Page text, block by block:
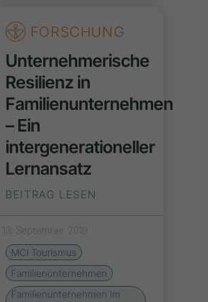
FORSCHUNG
Unternehmerische
Resilienz in
Familienunternehmen
– Ein
intergenerationeller
Lernansatz
BEITRAG LESEN
13. September 2019
MCI Tourismus
Familienunternehmen
Familienunternehmen im